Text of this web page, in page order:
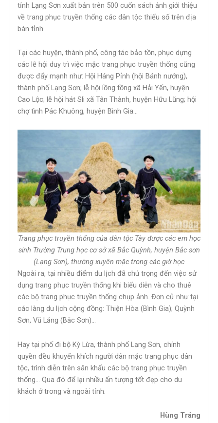
tỉnh Lạng Sơn xuất bản trên 500 cuốn sách ảnh giới thiệu
về trang phục truyền thống các dân tộc thiểu số trên địa
bàn tỉnh.
Tại các huyện, thành phố, công tác bảo tồn, phục dựng
các lễ hội duy trì việc mặc trang phục truyền thống cũng
được đẩy mạnh như: Hội Háng Pỉnh (hội Bánh nướng),
thành phố Lạng Sơn; lễ hội lồng tồng xã Hải Yến, huyện
Cao Lộc; lễ hội hát Sli xã Tân Thành, huyện Hữu Lũng; hội
chợ tình Pác Khuông, huyện Bình Gia…
Trang phục truyền thống của dân tộc Tày được các em học
sinh Trường Trung học cơ sở xã Bắc Quỳnh, huyện Bắc sơn
(Lạng Sơn), thường xuyên mặc trong các giờ học
Ngoài ra, tại nhiều điểm du lịch đã chú trọng đến việc sử
dụng trang phục truyền thống khi biểu diễn và cho thuê
các bộ trang phục truyền thống chụp ảnh. Đơn cử như tại
các làng du lịch cộng đồng: Thiện Hòa (Bình Gia); Quỳnh
Sơn, Vũ Lăng (Bắc Sơn)…
Hay tại phố đi bộ Kỳ Lừa, thành phố Lạng Sơn, chính
quyền đều khuyến khích người dân mặc trang phục dân
tộc, trình diễn trên sân khấu các bộ trang phục truyền
thống… Qua đó để lại nhiều ấn tượng tốt đẹp cho du
khách ở trong và ngoài tỉnh.
Hùng Tráng